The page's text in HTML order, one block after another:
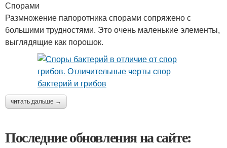
Спорами
Размножение папоротника спорами сопряжено с
большими трудностями. Это очень маленькие элементы,
выглядящие как порошок.
читать дальше →
Последние обновления на сайте: